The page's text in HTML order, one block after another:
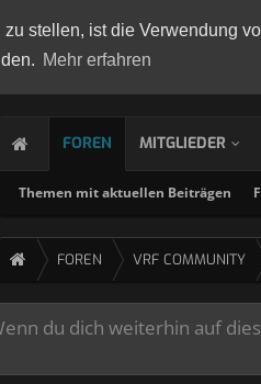
stellen, ist die Verwendung
Mehr erfahren
FOREN
Themen mit aktuellen Beiträgen
MITGLIEDER
FOREN VRF COMMUNITY
du dich weiterhin auf